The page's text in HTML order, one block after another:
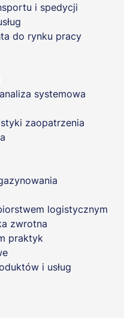
i spedycji
do rynku pracy
systemowa
zaopatrzenia
logistycznym
zwrotna
praktyk
i usług